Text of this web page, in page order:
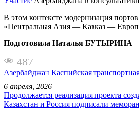
В этом контексте модернизация
«Центральная Азия — Кавказ —
Подготовила Наталья БУТЫРИНА
487
Азербайджан Каспийская
6 апреля, 2026
Продолжается реализация проекта
Казахстан и Россия подписали